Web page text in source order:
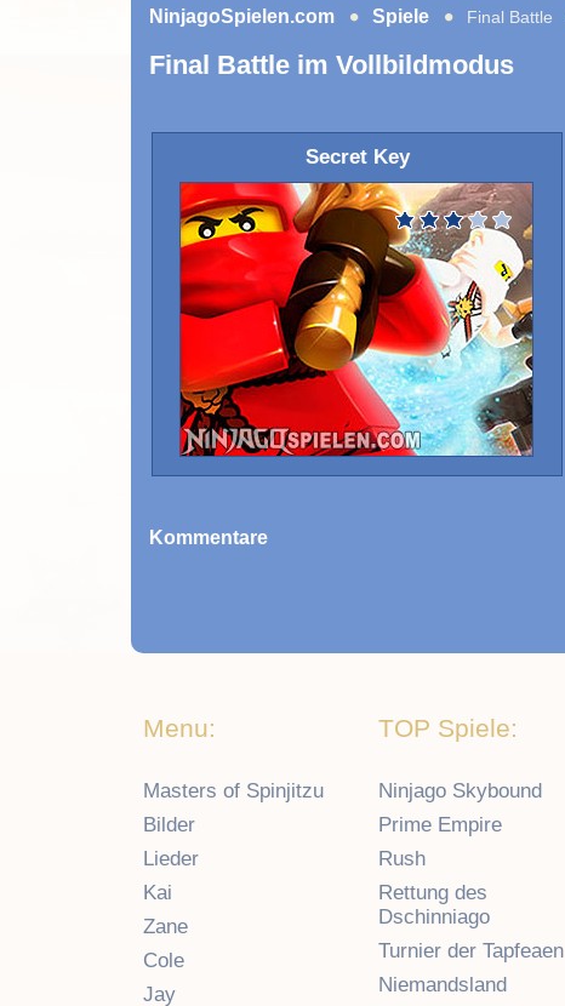
NinjagoSpielen.com Spiele Final Battle
Final Battle im Vollbildmodus
Secret Key
Kommentare
Menu:
Masters of Spinjitzu
Bilder
Lieder
Kai
Zane
Cole
Jay
TOP Spiele:
Ninjago Skybound
Prime Empire
Rush
Rettung des
Dschinniago
Turnier der Tapfeaen
Niemandsland